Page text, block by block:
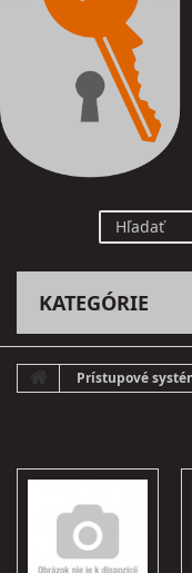
KATEGÓRIE
Prístupové